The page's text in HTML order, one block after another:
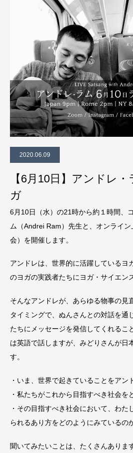
2020.06.09
【6月10日】アンドレ
ガ
6月10日（水）の21時から約１時間、
ム（Andrei Ram）先生と、オンライ
会）を開催します。
アンドレは、世界的に活躍しているヨ
のヨガの実践者たちにヨガ・サイエン
そんなアンドレが、あらゆる物事の見
タイミングで、ぬんさんとの対話を通
たちにメッセージを発信してくれるこ
は英語で話しますが、みどりさんが日
す。
・いま、世界で起きていることをアン
・私たちがこれから目指すべき社会を
・その目指すべき社会において、わた
られるあり方をどのようにみているの
聞いてみたいことは、たくさんありま